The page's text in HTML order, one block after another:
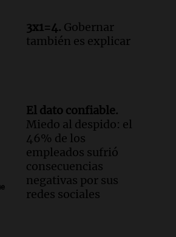
sociales por San
hacia el Monumento
3x1=4. Gobernar
también es explicar
El dato confiable.
Miedo al despido: el
46% de los
empleados sufrió
consecuencias
negativas por sus
redes sociales